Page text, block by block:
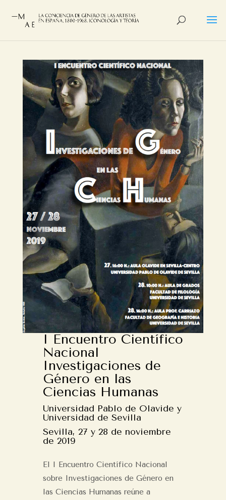
I Encuentro Científico
Nacional
Investigaciones de
Género en las
Ciencias Humanas
Universidad Pablo de Olavide y
Universidad de Sevilla
Sevilla, 27 y 28 de noviembre
de 2019
El I Encuentro Científico Nacional
sobre Investigaciones de Género en
las Ciencias Humanas reúne a